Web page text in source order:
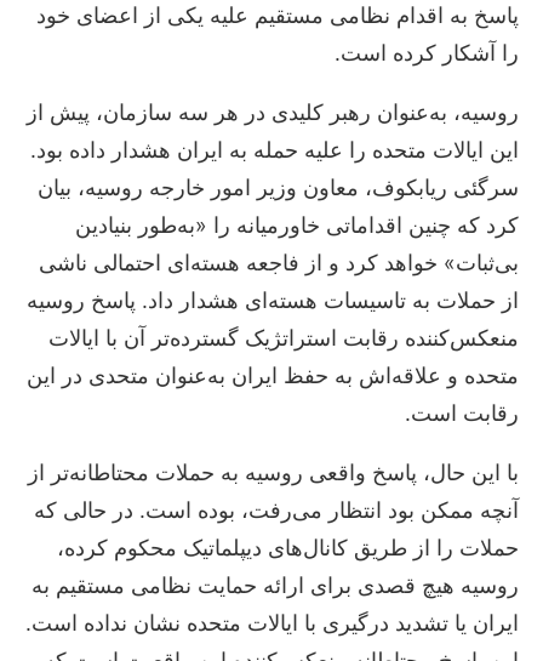
پاسخ به اقدام نظامی مستقیم علیه یکی از اعضای خود
را آشکار کرده است.
روسیه، به‌عنوان رهبر کلیدی در هر سه سازمان، پیش از
این ایالات متحده را علیه حمله به ایران هشدار داده بود.
سرگئی ریابکوف، معاون وزیر امور خارجه روسیه، بیان
کرد که چنین اقداماتی خاورمیانه را «به‌طور بنیادین
بی‌ثبات» خواهد کرد و از فاجعه هسته‌ای احتمالی ناشی
از حملات به تاسیسات هسته‌ای هشدار داد. پاسخ روسیه
منعکس‌کننده رقابت استراتژیک گسترده‌تر آن با ایالات
متحده و علاقه‌اش به حفظ ایران به‌عنوان متحدی در این
رقابت است.
با این حال، پاسخ واقعی روسیه به حملات محتاطانه‌تر از
آنچه ممکن بود انتظار می‌رفت، بوده است. در حالی که
حملات را از طریق کانال‌های دیپلماتیک محکوم کرده،
روسیه هیچ قصدی برای ارائه حمایت نظامی مستقیم به
ایران یا تشدید درگیری با ایالات متحده نشان نداده است.